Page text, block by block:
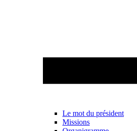
Le mot du président
Missions